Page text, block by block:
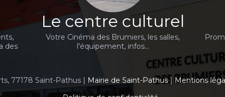
des
Le centre culturel
Votre Cinéma des Brumiers, les salles,
l'équipement, infos...
77178 Saint-Pathus | Mairie de Saint-Pathus| Mentions